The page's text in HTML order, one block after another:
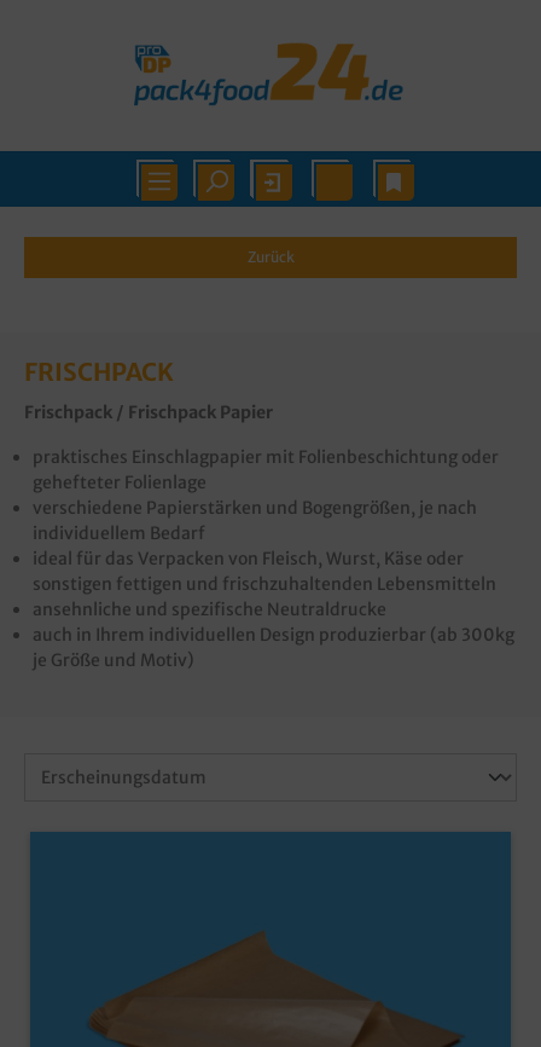
Zurück
FRISCHPACK
Frischpack / Frischpack Papier
praktisches Einschlagpapier mit Folienbeschichtung oder
gehefteter Folienlage
verschiedene Papierstärken und Bogengrößen, je nach
individuellem Bedarf
ideal für das Verpacken von Fleisch, Wurst, Käse oder
sonstigen fettigen und frischzuhaltenden Lebensmitteln
ansehnliche und spezifische Neutraldrucke
auch in Ihrem individuellen Design produzierbar (ab 300kg
je Größe und Motiv)